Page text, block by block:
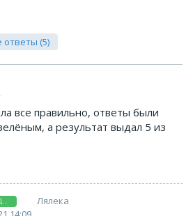
ответы (5)
все правильно, ответы были
а результат выдал 5 из
Лялека